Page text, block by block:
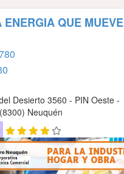
ENERGIA QUE MUEVE
Desierto 3560 - PIN Oeste -
Neuquén